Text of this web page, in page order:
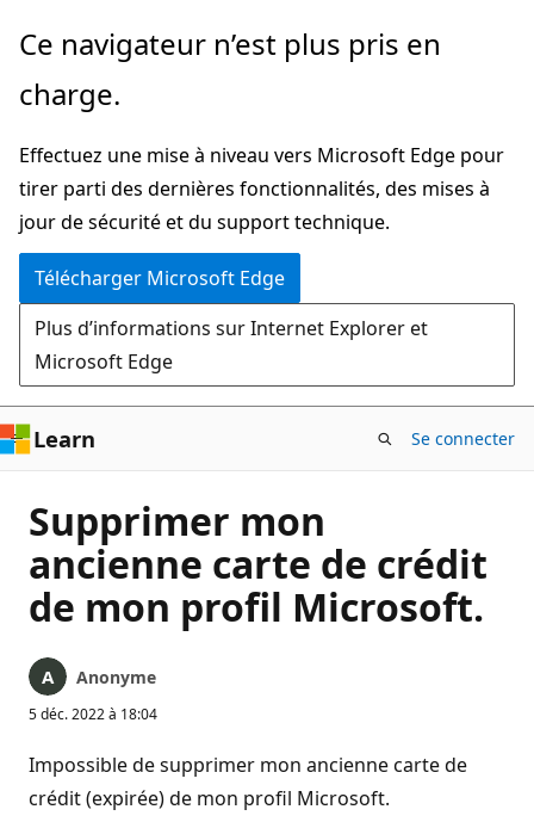
Passer
directement
au
principal
Ce navigateur n’est plus pris en
charge.
Effectuez une mise à niveau vers Microsoft Edge pour
tirer parti des dernières fonctionnalités, des mises à
jour de sécurité et du support technique.
Télécharger Microsoft Edge
Plus d’informations sur Internet Explorer et
Microsoft Edge
Learn Se connecter
Supprimer mon
ancienne carte de crédit
de mon profil Microsoft.
Anonyme
5 déc. 2022 à 18:04
Impossible de supprimer mon ancienne carte de
crédit (expirée) de mon profil Microsoft.